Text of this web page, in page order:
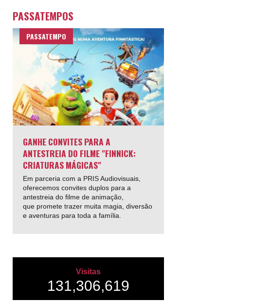
PASSATEMPOS
PASSATEMPO
GANHE CONVITES PARA A
ANTESTREIA DO FILME "FINNICK:
CRIATURAS MÁGICAS"
Em parceria com a PRIS Audiovisuais,
oferecemos convites duplos para a
antestreia do filme de animação,
que promete trazer muita magia, diversão
e aventuras para toda a família.
Visitas
131,306,619